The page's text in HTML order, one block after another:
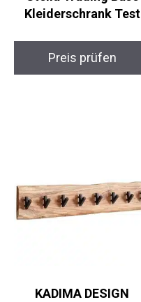
Kleiderschrank Test
Preis prüfen
KADIMA DESIGN